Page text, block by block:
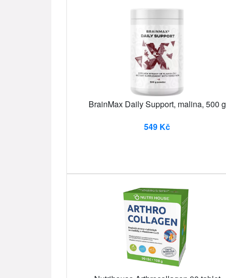
BrainMax Daily Support, malina, 500 g
549 Kč